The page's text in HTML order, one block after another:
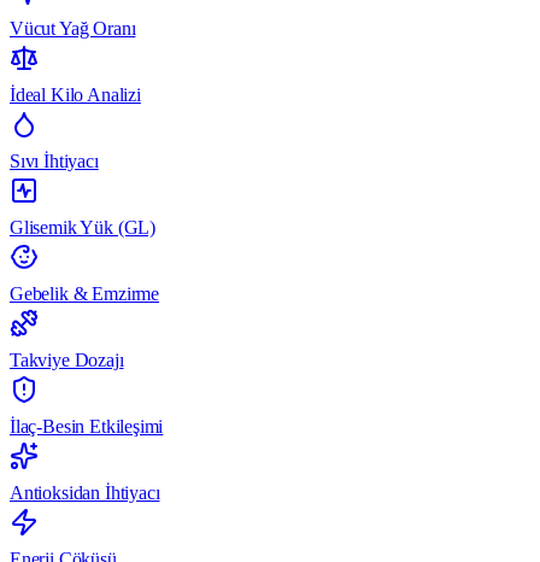
Vücut Yağ Oranı
İdeal Kilo Analizi
Sıvı İhtiyacı
Glisemik Yük (GL)
Gebelik & Emzirme
Takviye Dozajı
İlaç-Besin Etkileşimi
Antioksidan İhtiyacı